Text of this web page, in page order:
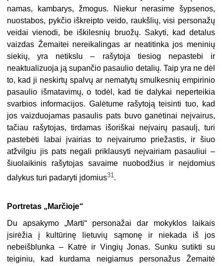
namas, kambarys, žmogus. Niekur nerasime šypsenos,
nuostabos, pykčio iškreipto veido, raukšlių, visi personažų
veidai vienodi, be iškilesnių bruožų. Sakyti, kad detalus
vaizdas Žemaitei nereikalingas ar neatitinka jos meninių
siekių, yra netikslu – rašytoja tiesiog nepastebi ir
neaktualizuoja ją supančio pasaulio detalių. Taip yra ne dėl
to, kad ji neskirtų spalvų ar nematytų smulkesnių empirinio
pasaulio išmatavimų, o todėl, kad tie dalykai neperteikia
svarbios informacijos. Galėtume rašytoją teisinti tuo, kad
jos vaizduojamas pasaulis pats buvo ganėtinai neįvairus,
tačiau rašytojas, tirdamas išoriškai neįvairų pasaulį, turi
pastebėti labai įvairias to neįvairumo priežastis, ir šiuo
atžvilgiu jis pats negali priklausyti neįvairiam pasauliui –
šiuolaikinis rašytojas savaime nuobodžius ir neįdomius
dalykus turi padaryti įdomius31 .
Portretas „Marčioje“
Du apsakymo „Marti“ personažai dar mokyklos laikais
įsirėžia į kultūrinę lietuvių sąmonę ir niekada iš jos
nebeišblunka – Katrė ir Vingių Jonas. Sunku sutikti su
teiginiu, kad kurdama neigiamus personažus Žemaitė